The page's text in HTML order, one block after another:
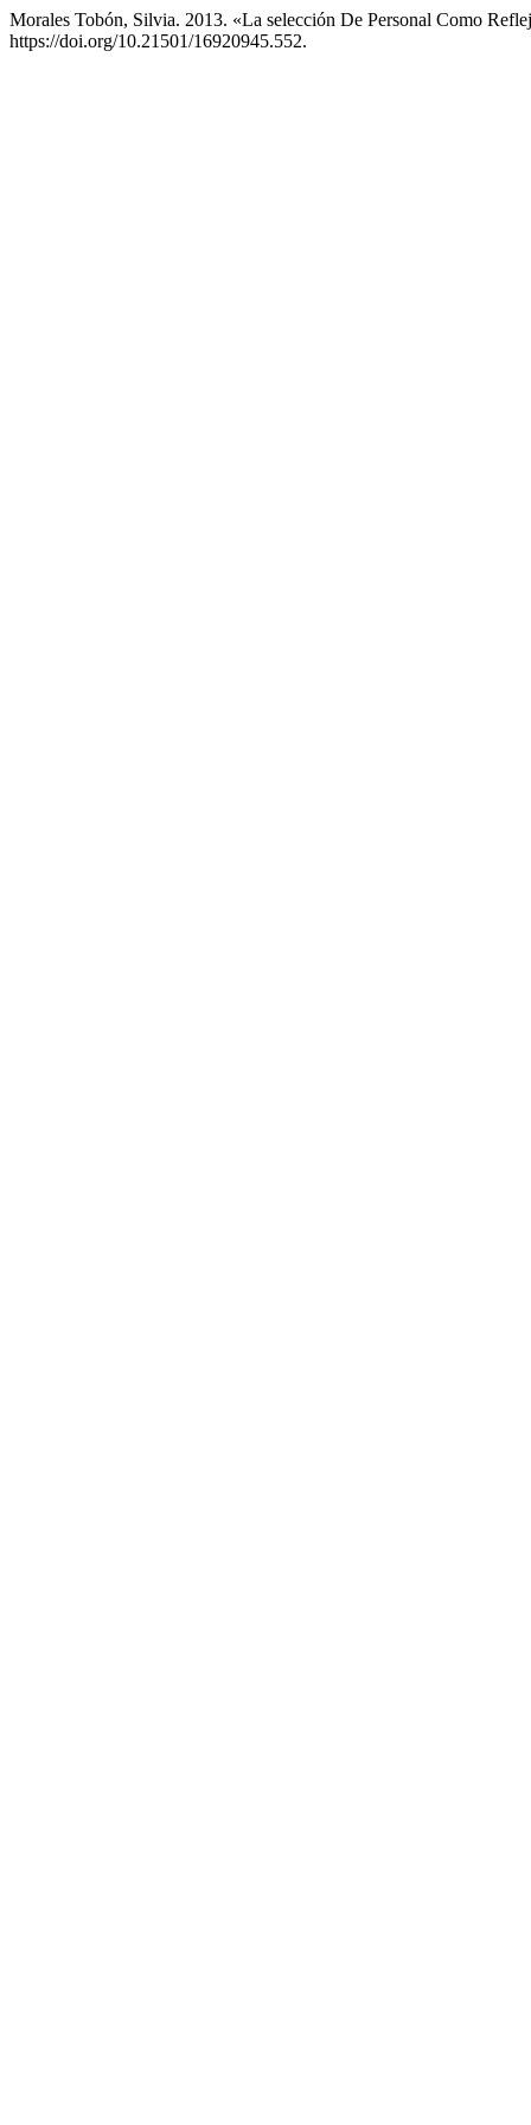
Morales Tobón, Silvia. 2013. «La selección De Personal Como
https://doi.org/10.21501/16920945.552.